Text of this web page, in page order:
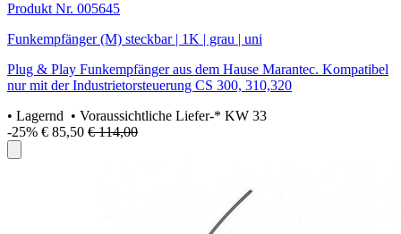
Produkt Nr. 005645
Funkempfänger (M) steckbar | 1K | grau | uni
Plug & Play Funkempfänger aus dem Hause Marantec. Kompatibel
nur mit der Industrietorsteuerung CS 300, 310,320
• Lagernd • Voraussichtliche Liefer-* KW 33
-25% € 85,50 € 114,00